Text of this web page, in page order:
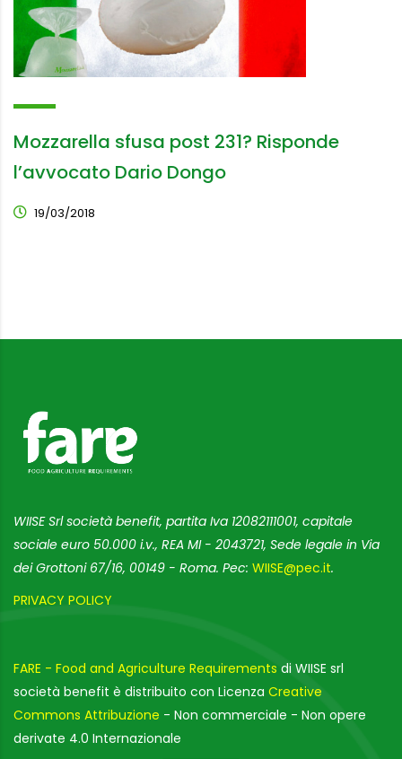
Mozzarella sfusa post 231? Risponde
l’avvocato Dario Dongo
19/03/2018
WIISE Srl società benefit, partita Iva 12082111001, capitale
sociale euro 50.000 i.v., REA MI - 2043721, Sede legale in Via
dei Grottoni 67/16, 00149 - Roma. Pec: WIISE@pec.it.
PRIVACY POLICY
FARE - Food and Agriculture Requirements di WIISE srl
società benefit è distribuito con Licenza Creative
Commons Attribuzione - Non commerciale - Non opere
derivate 4.0 Internazionale